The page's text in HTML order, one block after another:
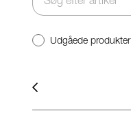
Udgåede produkter